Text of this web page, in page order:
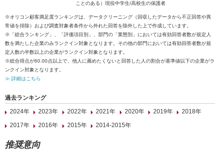
ことのある）現役中学生/高校生の保護者
※オリコン顧客満足度ランキングは、データクリーニング（回収したデータから不正回答や異
常値を排除）および調査対象者条件から外れた回答を除外した上で作成しています。
※「総合ランキング」、「評価項目別」、部門の「業態別」においては有効回答者数が規定人
数を満たした企業のみランクイン対象となります。その他の部門においては有効回答者数が規
定人数の半数以上の企業がランクイン対象となります。
※総合得点が60.00点以上で、他人に薦めたくないと回答した人の割合が基準値以下の企業がラ
ンクイン対象となります。
≫ 詳細はこちら
過去ランキング
2024年
2023年 2022年 2021年 2020年 2019年
2018年
2017年
2016年 2015年 2014-2015年
推奨意向